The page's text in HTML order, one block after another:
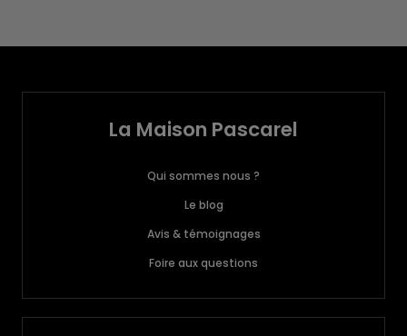
La Maison Pascarel
Qui sommes nous ?
Le blog
Avis & témoignages
Foire aux questions